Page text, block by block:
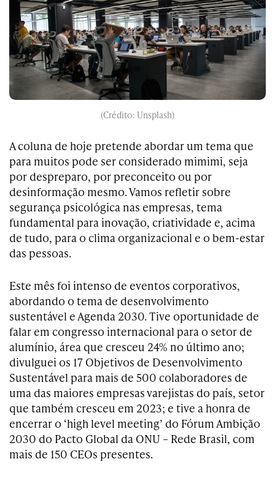
(Crédito: Unsplash)
A coluna de hoje pretende abordar um tema que
para muitos pode ser considerado mimimi, seja
por despreparo, por preconceito ou por
desinformação mesmo. Vamos refletir sobre
segurança psicológica nas empresas, tema
fundamental para inovação, criatividade e, acima
de tudo, para o clima organizacional e o bem-estar
das pessoas.
Este mês foi intenso de eventos corporativos,
abordando o tema de desenvolvimento
sustentável e Agenda 2030. Tive oportunidade de
falar em congresso internacional para o setor de
alumínio, área que cresceu 24% no último ano;
divulguei os 17 Objetivos de Desenvolvimento
Sustentável para mais de 500 colaboradores de
uma das maiores empresas varejistas do país, setor
que também cresceu em 2023; e tive a honra de
encerrar o ‘high level meeting’ do Fórum Ambição
2030 do Pacto Global da ONU – Rede Brasil, com
mais de 150 CEOs presentes.